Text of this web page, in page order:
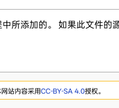
所添加的。 如果此文件
站内容采用CC-BY-SA 4.0授权。